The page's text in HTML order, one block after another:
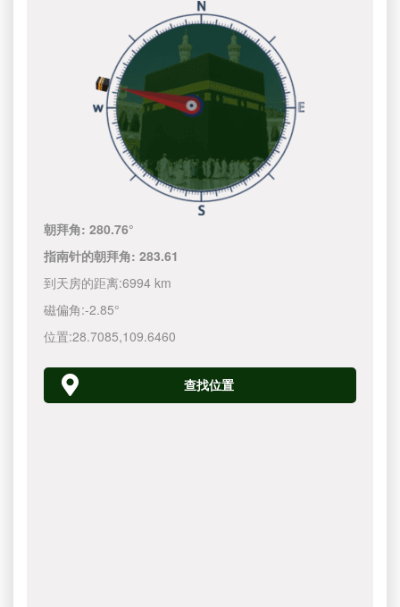
朝拜角:280.76°
指南针的朝拜角:283.61
到天房的距离:6994 km
磁偏角:-2.85°
位置:28.7085,109.6460
查找位置